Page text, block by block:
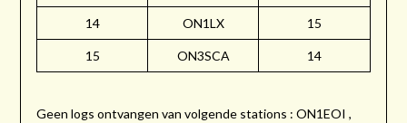
14 ON1LX 15
15 ON3SCA 14
Geen logs ontvangen van volgende stations : ON1EOI ,